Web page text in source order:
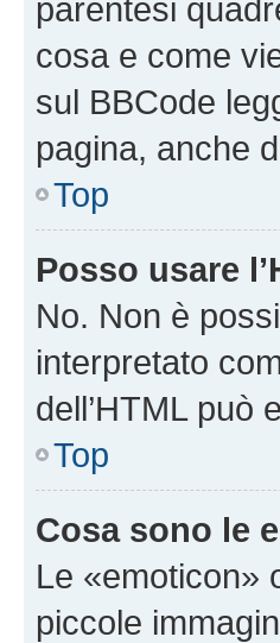
parentesi
cosa e come
sul BBCode
pagina, anche
Top
Posso usare
No. Non è
interpretato
dell’HTML può
Top
Cosa sono le
Le «emoticon»
piccole